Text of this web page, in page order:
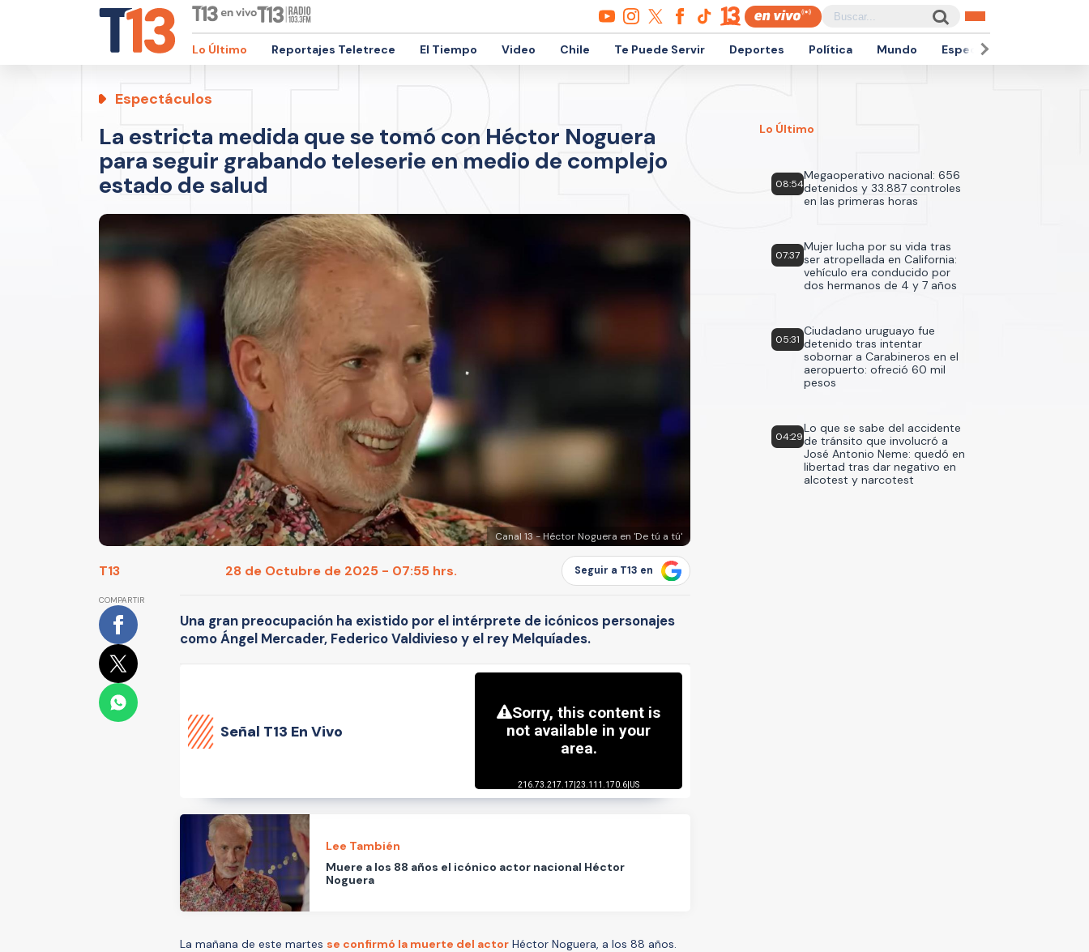
Lo Último Reportajes Teletrece El Tiempo Video Chile Te Puede Servir Deportes Política Mundo Espectáculos
Espectáculos
La estricta medida que se tomó con Héctor Noguera
para seguir grabando teleserie en medio de complejo
estado de salud
Canal 13 - Héctor Noguera en 'De tú a tú'
T13 28 de Octubre de 2025 - 07:55 hrs. Seguir a T13 en
COMPARTIR
Una gran preocupación ha existido por el intérprete de icónicos personajes
como Ángel Mercader, Federico Valdivieso y el rey Melquíades.
Señal T13 En Vivo
Lee También
Muere a los 88 años el icónico actor nacional Héctor
Noguera
La mañana de este martes se confirmó la muerte del actor Héctor Noguera, a los 88 años.
Lo Último
08:54
Megaoperativo nacional: 656
detenidos y 33.887 controles
en las primeras horas
07:37
Mujer lucha por su vida tras
ser atropellada en California:
vehículo era conducido por
dos hermanos de 4 y 7 años
05:31
Ciudadano uruguayo fue
detenido tras intentar
sobornar a Carabineros en el
aeropuerto: ofreció 60 mil
pesos
04:29
Lo que se sabe del accidente
de tránsito que involucró a
José Antonio Neme: quedó en
libertad tras dar negativo en
alcotest y narcotest